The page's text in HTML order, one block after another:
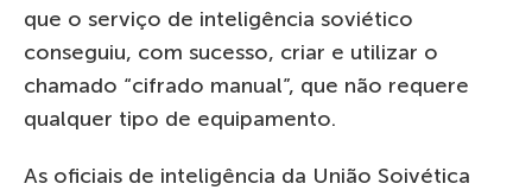
que o serviço de inteligência soviético
conseguiu, com sucesso, criar e utilizar o
chamado “cifrado manual”, que não requere
qualquer tipo de equipamento.
As oficiais de inteligência da União Soivética